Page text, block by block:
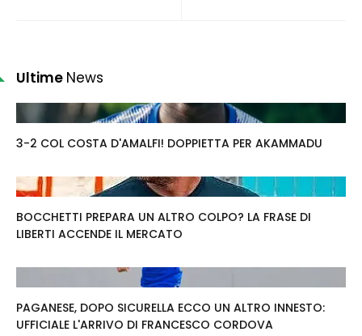
Ultime News
3-2 COL COSTA D'AMALFI! DOPPIETTA PER AKAMMADU
BOCCHETTI PREPARA UN ALTRO COLPO? LA FRASE DI
LIBERTI ACCENDE IL MERCATO
PAGANESE, DOPO SICURELLA ECCO UN ALTRO INNESTO:
UFFICIALE L'ARRIVO DI FRANCESCO CORDOVA